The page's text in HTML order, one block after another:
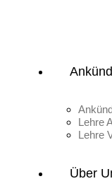
Lehre
Lehre
Über